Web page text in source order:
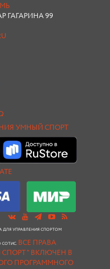
ГАГАРИНА 99
УМНЫЙ СПОРТ
УПРАВЛЕНИЯ СПОРТОМ
СОТИС. ВСЕ ПРАВА
" ВКЛЮЧЕН В
ПРОГРАММНОГО